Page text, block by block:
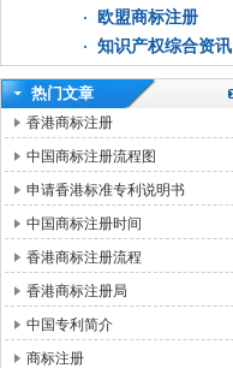
欧盟商标注册
知识产权综合资讯
热门文章
香港商标注册
中国商标注册流程图
申请香港标准专利说明书
中国商标注册时间
香港商标注册流程
香港商标注册局
中国专利简介
商标注册